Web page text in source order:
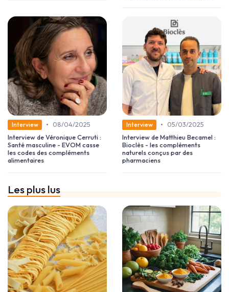
Interview •
08/04/2025
Interview de Véronique Cerruti :
Santé masculine - EVOM casse
les codes des compléments
alimentaires
Interview •
05/03/2025
Interview de Matthieu Becamel :
Bioclès - les compléments
naturels conçus par des
pharmaciens
Les plus lus